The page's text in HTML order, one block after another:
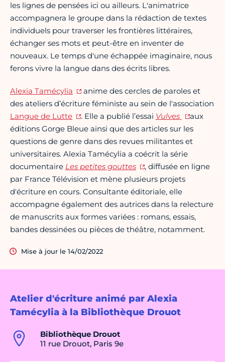
Atelier d'écriture animé par Alexia
Tamécylia à la Bibliothèque Drouot
Bibliothèque Drouot
11 rue Drouot, Paris 9e
les lignes de pensées ici ou ailleurs. L'animatrice
accompagnera le groupe dans la rédaction de textes
individuels pour traverser les frontières littéraires,
échanger ses mots et peut-être en inventer de
nouveaux. Le temps d'une échappée imaginaire, nous
ferons vivre la langue dans des écrits libres.
Alexia Tamécylia
anime des cercles de paroles et
des ateliers d’écriture féministe au sein de l'association
Langue de Lutte
. Elle a publié l’essai Vulves
aux
éditions Gorge Bleue ainsi que des articles sur les
questions de genre dans des revues militantes et
universitaires. Alexia Tamécylia a coécrit la série
documentaire Les petites gouttes
, diffusée en ligne
par France Télévision et mène plusieurs projets
d'écriture en cours. Consultante éditoriale, elle
accompagne également des autrices dans la relecture
de manuscrits aux formes variées : romans, essais,
bandes dessinées ou pièces de théâtre, notamment.
Mise à jour le 14/02/2022